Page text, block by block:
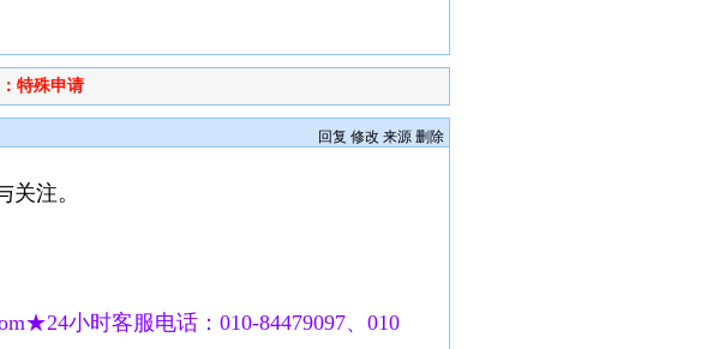
特殊申请
回复 修改 来源 删除
注。
小时客服电话：010-84479097、010